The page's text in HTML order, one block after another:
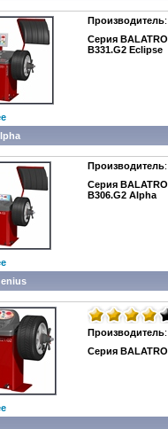
Производитель:
Серия
B331.G2 Eclipse
Производитель:
Серия
B306.G2 Alpha
Производитель:
Серия